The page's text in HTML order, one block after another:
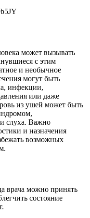
может вызывать
с этим
и необычное
могут быть
инфекции,
или даже
из ушей может быть
слуха. Важно
и назначения
возможных
врача можно принять
состояние